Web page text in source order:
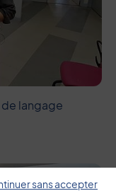
langage
sans accepter